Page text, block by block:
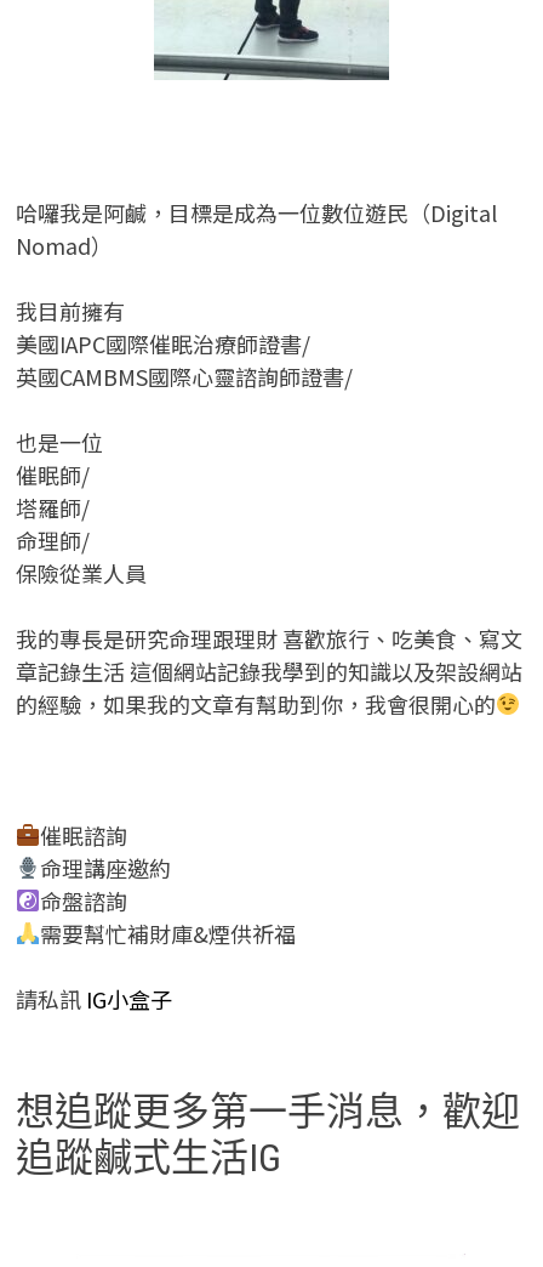
哈囉我是阿鹹，目標是成為一位數位遊民（Digital
Nomad）
我目前擁有
美國IAPC國際催眠治療師證書/
英國CAMBMS國際心靈諮詢師證書/
也是一位
催眠師/
塔羅師/
命理師/
保險從業人員
我的專長是研究命理跟理財 喜歡旅行、吃美食、寫文
章記錄生活 這個網站記錄我學到的知識以及架設網站
的經驗，如果我的文章有幫助到你，我會很開心的
催眠諮詢
命理講座邀約
命盤諮詢
需要幫忙補財庫&煙供祈福
請私訊IG小盒子
想追蹤更多第一手消息，歡迎
追蹤鹹式生活IG